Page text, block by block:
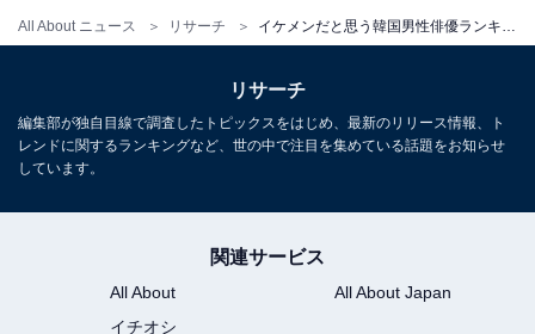
All About ニュース リサーチ
ても綺麗だし、アイドルでもあるからです（22歳女
ヌさんはもちもちしていて可愛いとも言えますが、イケ
メンでもあると思います（23歳女性）」など、“顔面国
宝”との声が多く集まりました。
上声やスタイルもいいから（19歳女性）」「漫画から出
てきたみたいな整った顔とスタイルはなかなかいないと
思う（40歳女性）」「バランスが素晴らしい。整いすぎ
リサーチ
編集部が独自目線で調査したトピックスをはじめ、最新のリリース情報、ト
レンドに関するランキングなど、世の中で注目を集めている話題をお知らせ
しています。
関連サービス
All About
All About Japan
イチオシ